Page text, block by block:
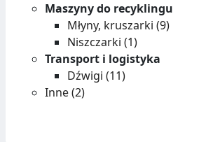
Maszyny do recyklingu
Młyny, kruszarki (9)
Niszczarki (1)
Transport i logistyka
Dźwigi (11)
Inne (2)